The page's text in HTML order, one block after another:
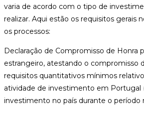
varia de acordo com o tipo de
realizar. Aqui estão os requisitos gerais
os processos:
Declaração de Compromisso de Honra
estrangeiro, atestando o compromisso
requisitos quantitativos mínimos
atividade de investimento em Portugal
investimento no país durante o período